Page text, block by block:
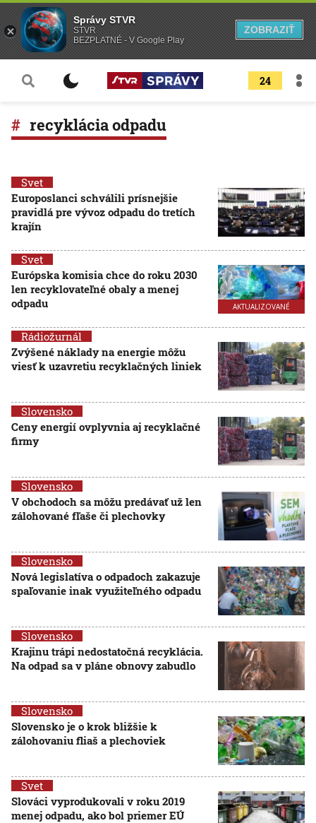
24
recyklácia odpadu
Svet
Europoslanci schválili prísnejšie
pravidlá pre vývoz odpadu do tretích
krajín
AKTUALIZOVANÉ
Svet
Európska komisia chce do roku 2030
len recyklovateľné obaly a menej
odpadu
Rádiožurnál
Zvýšené náklady na energie môžu
viesť k uzavretiu recyklačných liniek
Slovensko
Ceny energií ovplyvnia aj recyklačné
firmy
Slovensko
V obchodoch sa môžu predávať už len
zálohované fľaše či plechovky
Slovensko
Nová legislatíva o odpadoch zakazuje
spaľovanie inak využiteľného odpadu
Slovensko
Krajinu trápi nedostatočná recyklácia.
Na odpad sa v pláne obnovy zabudlo
Slovensko
Slovensko je o krok bližšie k
zálohovaniu fliaš a plechoviek
Svet
Slováci vyprodukovali v roku 2019
menej odpadu, ako bol priemer EÚ
Správy STVR
STVR
BEZPLATNÉ - V Google Play
ZOBRAZIŤ